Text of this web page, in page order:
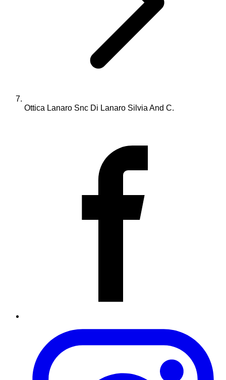
Ottica Lanaro Snc Di Lanaro Silvia And C.